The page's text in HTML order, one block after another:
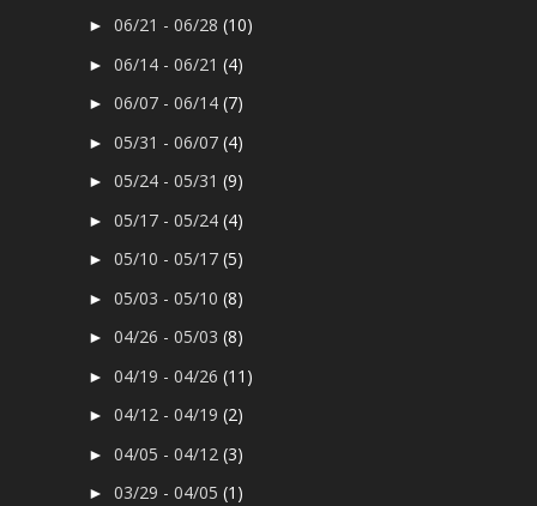
►06/21 - 06/28(10)
►06/14 - 06/21(4)
►06/07 - 06/14(7)
►05/31 - 06/07(4)
►05/24 - 05/31(9)
►05/17 - 05/24(4)
►05/10 - 05/17(5)
►05/03 - 05/10(8)
►04/26 - 05/03(8)
►04/19 - 04/26(11)
►04/12 - 04/19(2)
►04/05 - 04/12(3)
►03/29 - 04/05(1)